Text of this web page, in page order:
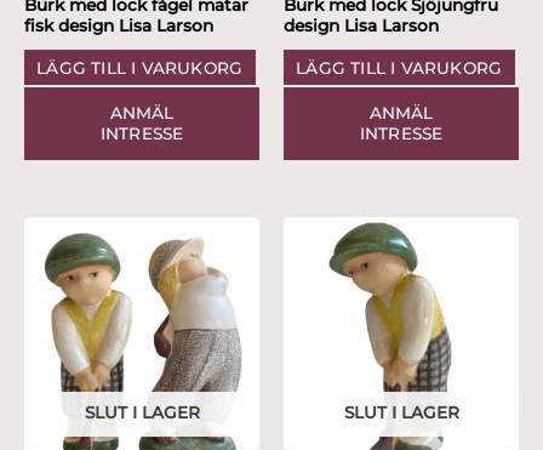
Burk med lock fågel matar
fisk design Lisa Larson
LÄGG TILL I VARUKORG
ANMÄL
INTRESSE
Burk med lock Sjöjungfru
design Lisa Larson
LÄGG TILL I VARUKORG
ANMÄL
INTRESSE
SLUT I LAGER SLUT I LAGER